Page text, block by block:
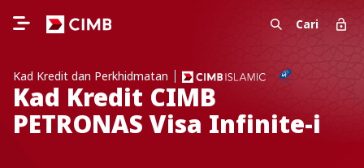
Cari
Kad Kredit dan Perkhidmatan
Kad Kredit CIMB
PETRONAS Visa Infinite-i